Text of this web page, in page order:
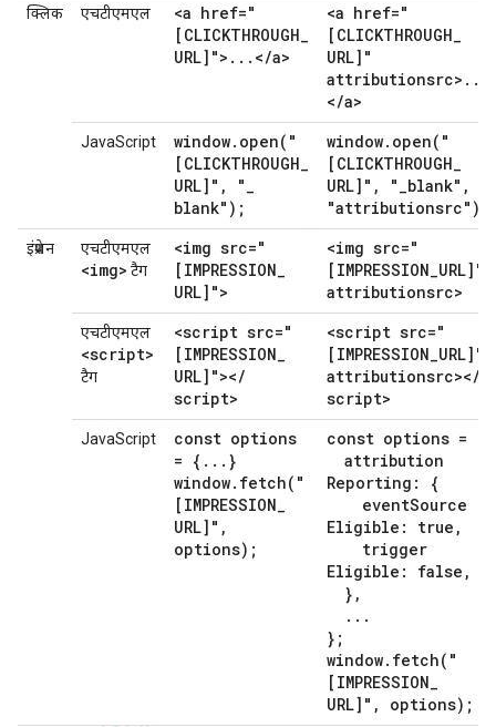
क्लिक एचटीएमएल
<a href="
[CLICKTHROUGH
URL]"> . . . </a>
<a href="
[CLICKTHROUGH
URL]"
attributionsrc> . .
</a>
JavaScript window. open( "
[CLICKTHROUGH
URL]" , "
blank");
window. open( "
[CLICKTHROUGH
URL]" , " blank" ,
"attributionsrc");
इंप्रेशन एचटीएमएल
<img> टैग
<img src="
[IMPRESSION
URL]">
<img src="
[IMPRESSION URL]"
attributionsrc>
एचटीएमएल
<script>
टैग
<script src="
[IMPRESSION
URL]"></
script>
<script src="
[IMPRESSION URL]"
attributionsrc></
script>
JavaScript
const options
= { . . . }
window. fetch( "
[IMPRESSION
URL]" ,
options);
const options = {
attribution
Reporting: {
eventSource
Eligible: true ,
trigger
Eligible: false ,
} ,
. . .
};
window. fetch( "
[IMPRESSION
URL]" , options);